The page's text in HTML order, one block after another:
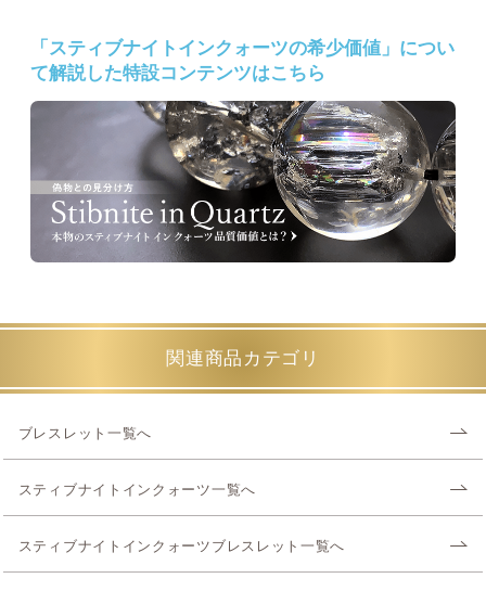
「スティブナイトインクォーツの希少価値」につい
て解説した特設コンテンツはこちら
関連商品カテゴリ
ブレスレット一覧へ
スティブナイトインクォーツ一覧へ
スティブナイトインクォーツブレスレット一覧へ